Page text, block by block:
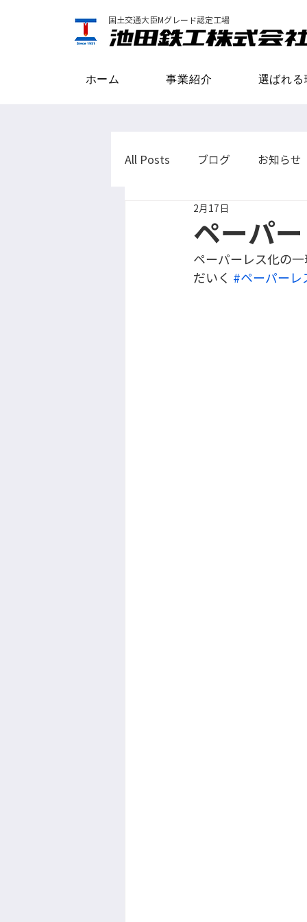
国土交通大臣Mグレード認定工場
ホーム 事業紹介 選ばれる
All Posts ブログ お知らせ
ペーパ
2月17日
ペーパーレス化の
だいく #ペーパーレ